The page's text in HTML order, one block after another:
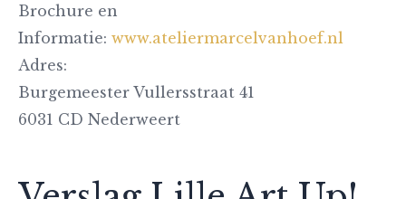
Brochure en
Informatie: www.ateliermarcelvanhoef.nl
Adres:
Burgemeester Vullersstraat 41
6031 CD Nederweert